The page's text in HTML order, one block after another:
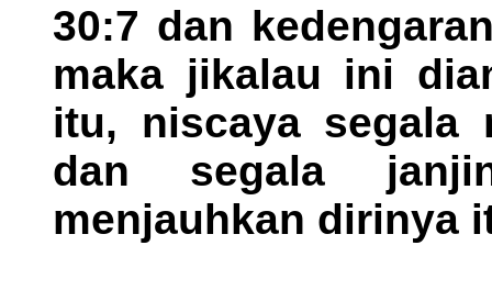
30:7 dan
maka jikalau ini
itu, niscaya segala
dan segala
menjauhkan dirinya